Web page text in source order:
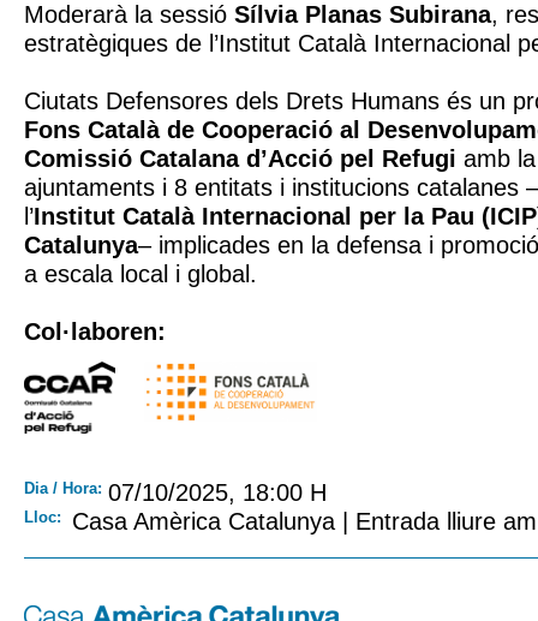
Moderarà la sessió Sílvia Planas Subirana,
estratègiques de l’Institut Català Internacional
Ciutats Defensores dels Drets Humans és un
Fons Català de Cooperació al
Comissió Catalana d’Acció pel Refugi amb
ajuntaments i 8 entitats i institucions catalanes
l’Institut Català Internacional per la Pau
Catalunya– implicades en la defensa i
a escala local i global.
Col·laboren:
Dia / Hora: 07/10/2025, 18:00 H
Lloc: Casa Amèrica Catalunya | Entrada lliure